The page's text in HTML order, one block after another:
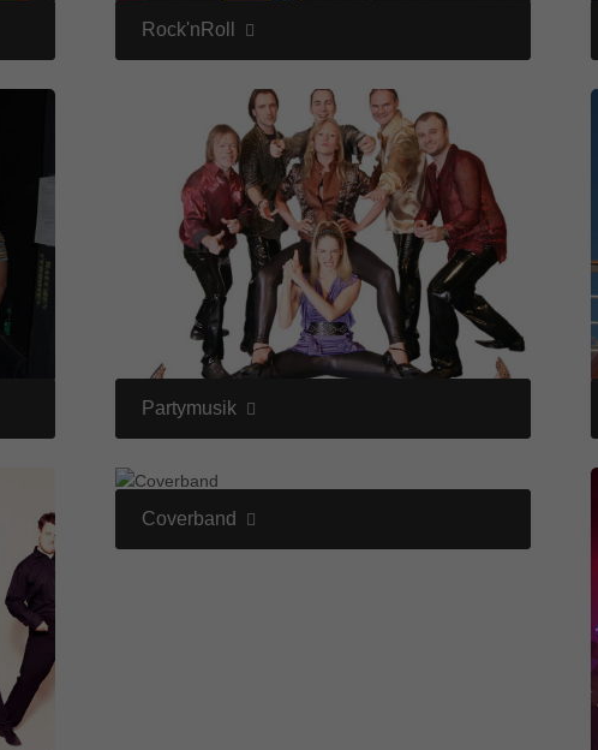
Rock'nRoll
Partymusik
Coverband